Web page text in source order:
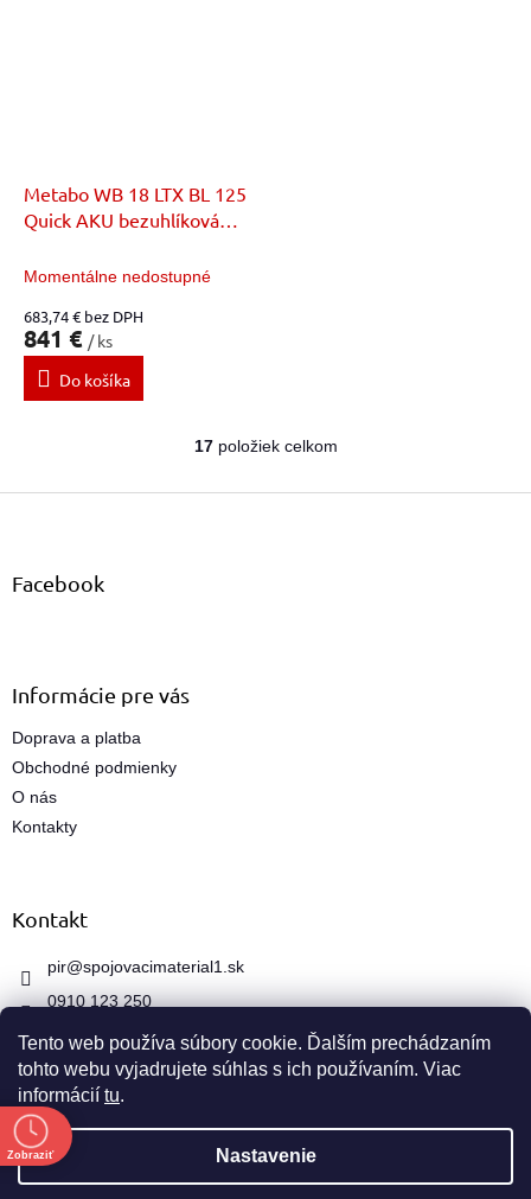
Tento web používa súbory cookie. Ďalším prechádzaním
tohto webu vyjadrujete súhlas s ich používaním. Viac
informácií tu.
Nastavenie
Metabo WB 18 LTX BL 125
Quick AKU bezuhlíková
Momentálne nedostupné
683,74 € bez DPH
841 € / ks
Do košíka
O
l
17položiek celkom
Z
Facebook
Informácie pre vás
Doprava a platba
Obchodné podmienky
O nás
Kontakty
Kontakt
pir@spojovacimaterial1.sk
0910 123 250
Zobraziť